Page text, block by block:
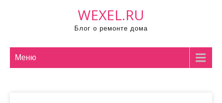
WEXEL.RU
Блог о ремонте дома
Меню